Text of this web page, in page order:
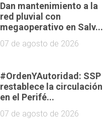
Dan mantenimiento a la
red pluvial con
megaoperativo en Salv...
07 de agosto de 2026
#OrdenYAutoridad: SSP
restablece la circulación
en el Perifé...
07 de agosto de 2026